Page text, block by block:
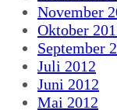
November
Oktober
September
Juli 2012
Juni 2012
Mai 2012